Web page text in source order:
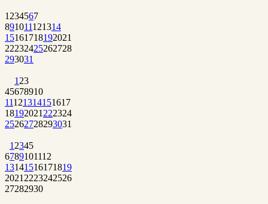
1 234567
891011121314
15161718192021
22232425262728
293031
1 23
45678910
11121314151617
18192021 222324
25262728293031
1 2345
6789101112
13141516171819
2021 2223242526
27282930